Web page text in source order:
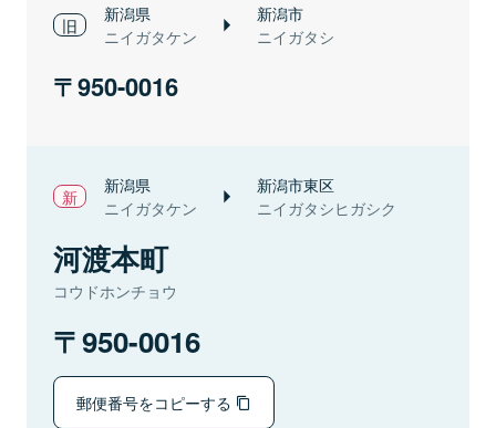
新潟県
ニイガタケン
新潟市
ニイガタシ
950-0016
新潟県
ニイガタケン
新潟市東区
ニイガタシヒガシク
河渡本町
コウドホンチョウ
950-0016
郵便番号をコピーする